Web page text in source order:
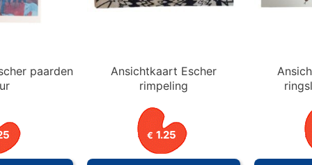
paarden
Ansichtkaart Escher
rimpeling
€ 1.25